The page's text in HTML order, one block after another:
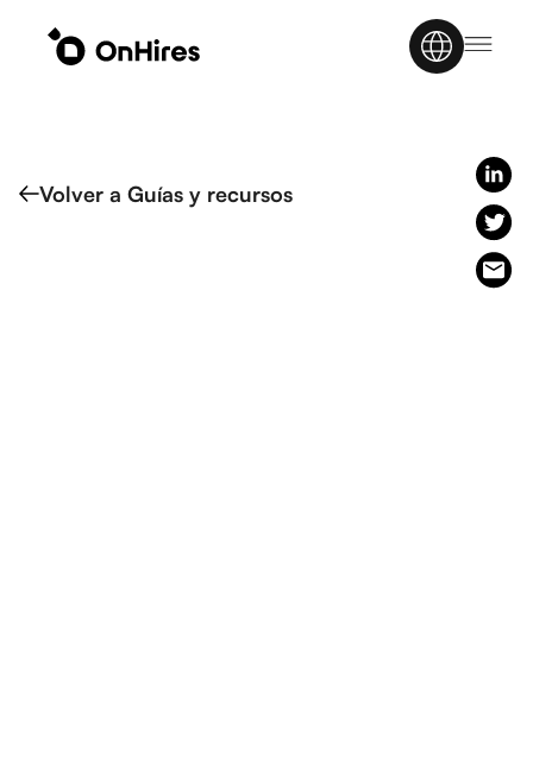
Volver a Guías y recursos